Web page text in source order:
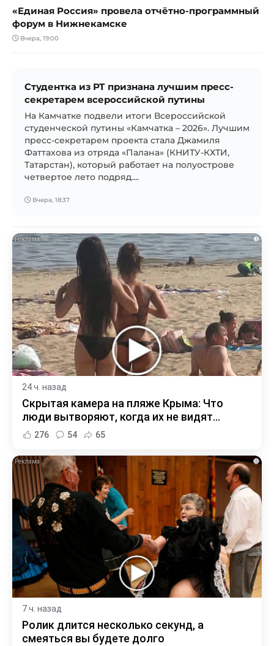
«Единая Россия» провела отчётно-программный
форум в Нижнекамске
Вчера, 19:00
Студентка из РТ признана лучшим пресс-
секретарем всероссийской путины
На Камчатке подвели итоги Всероссийской
студенческой путины «Камчатка – 2026». Лучшим
пресс-секретарем проекта стала Джамиля
Фаттахова из отряда «Палана» (КНИТУ-КХТИ,
Татарстан), который работает на полуострове
четвертое лето подряд....
Вчера, 18:37
i
24 ч. назад
Скрытая камера на пляже Крыма: Что
люди вытворяют, когда их не видят...
276 54 65
i
7 ч. назад
Ролик длится несколько секунд, а
смеяться вы будете долго